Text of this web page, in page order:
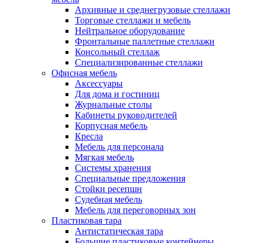
Архивные и среднегрузовые стеллажи
Торговые стеллажи и мебель
Нейтральное оборудование
Фронтальные паллетные стеллажи
Консольный стеллаж
Специализированные стеллажи
Офисная мебель
Аксессуары
Для дома и гостиниц
Журнальные столы
Кабинеты руководителей
Корпусная мебель
Кресла
Мебель для персонала
Мягкая мебель
Системы хранения
Специальные предложения
Стойки ресепшн
Судебная мебель
Мебель для переговорных зон
Пластиковая тара
Антистатическая тара